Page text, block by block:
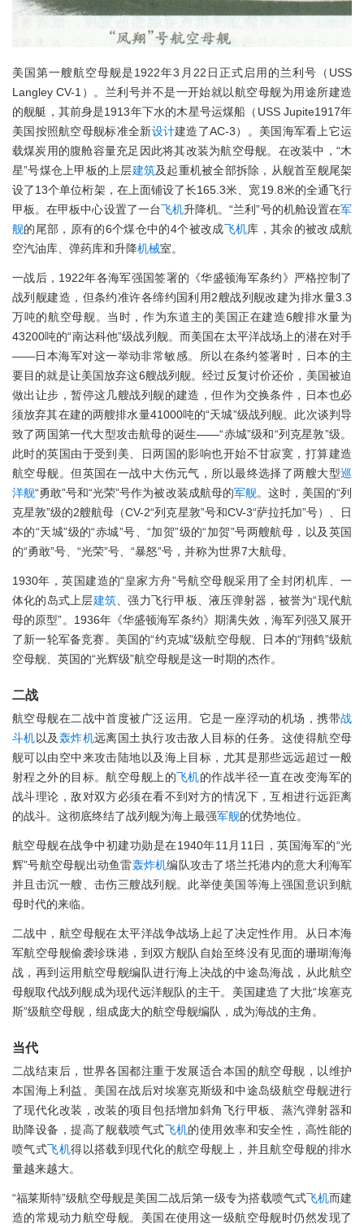
美国第一艘航空母舰是1922年3月22日正式启用的兰利号（USS
Langley CV-1）。兰利号并不是一开始就以航空母舰为用途所建造
的舰艇，其前身是1913年下水的木星号运煤船（USS Jupite1917年
美国按照航空母舰标准全新设计建造了AC-3）。美国海军看上它运
载煤炭用的腹舱容量充足因此将其改装为航空母舰。在改装中，“木
星”号煤仓上甲板的上层建筑及起重机被全部拆除，从舰首至舰尾架
设了13个单位桁架，在上面铺设了长165.3米、宽19.8米的全通飞行
甲板。在甲板中心设置了一台飞机升降机。“兰利”号的机舱设置在军
舰的尾部，原有的6个煤仓中的4个被改成飞机库，其余的被改成航
空汽油库、弹药库和升降机械室。
一战后，1922年各海军强国签署的《华盛顿海军条约》严格控制了
战列舰建造，但条约准许各缔约国利用2艘战列舰改建为排水量3.3
万吨的航空母舰。当时，作为东道主的美国正在建造6艘排水量为
43200吨的“南达科他”级战列舰。而美国在太平洋战场上的潜在对手
——日本海军对这一举动非常敏感。所以在条约签署时，日本的主
要目的就是让美国放弃这6艘战列舰。经过反复讨价还价，美国被迫
做出让步，暂停这几艘战列舰的建造，但作为交换条件，日本也必
须放弃其在建的两艘排水量41000吨的“天城”级战列舰。此次谈判导
致了两国第一代大型攻击航母的诞生——“赤城”级和“列克星敦”级。
此时的英国由于受到美、日两国的影响也开始不甘寂寞，打算建造
航空母舰。但英国在一战中大伤元气，所以最终选择了两艘大型巡
洋舰“勇敢”号和“光荣”号作为被改装成航母的军舰。这时，美国的“列
克星敦”级的2艘航母（CV-2“列克星敦”号和CV-3“萨拉托加”号）、日
本的“天城”级的“赤城”号、“加贺”级的“加贺”号两艘航母，以及英国
的“勇敢”号、“光荣”号、“暴怒”号，并称为世界7大航母。
1930年，英国建造的“皇家方舟”号航空母舰采用了全封闭机库、一
体化的岛式上层建筑 、强力飞行甲板、液压弹射器，被誉为“现代航
母的原型”。1936年《华盛顿海军条约》期满失效，海军列强又展开
了新一轮军备竞赛。美国的“约克城”级航空母舰、日本的“翔鹤”级航
空母舰、英国的“光辉级”航空母舰是这一时期的杰作。
二战
航空母舰在二战中首度被广泛运用。它是一座浮动的机场，携带战
斗机以及轰炸机远离国土执行攻击敌人目标的任务。这使得航空母
舰可以由空中来攻击陆地以及海上目标，尤其是那些远远超过一般
射程之外的目标。航空母舰上的飞机的作战半径一直在改变海军的
战斗理论，敌对双方必须在看不到对方的情况下，互相进行远距离
的战斗。这彻底终结了战列舰为海上最强军舰的优势地位。
航空母舰在战争中初建功勋是在1940年11月11日，英国海军的“光
辉”号航空母舰出动鱼雷轰炸机编队攻击了塔兰托港内的意大利海军
并且击沉一艘、击伤三艘战列舰。此举使美国等海上强国意识到航
母时代的来临。
二战中，航空母舰在太平洋战争战场上起了决定性作用。从日本海
军航空母舰偷袭珍珠港，到双方舰队自始至终没有见面的珊瑚海海
战，再到运用航空母舰编队进行海上决战的中途岛海战，从此航空
母舰取代战列舰成为现代远洋舰队的主干。美国建造了大批“埃塞克
斯”级航空母舰，组成庞大的航空母舰编队，成为海战的主角。
当代
二战结束后，世界各国都注重于发展适合本国的航空母舰，以维护
本国海上利益。美国在战后对埃塞克斯级和中途岛级航空母舰进行
了现代化改装，改装的项目包括增加斜角飞行甲板、蒸汽弹射器和
助降设备，提高了舰载喷气式飞机的使用效率和安全性，高性能的
喷气式飞机得以搭载到现代化的航空母舰上，并且航空母舰的排水
量越来越大。
“福莱斯特”级航空母舰是美国二战后第一级专为搭载喷气式飞机而建
造的常规动力航空母舰。美国在使用这一级航空母舰时仍然发现了